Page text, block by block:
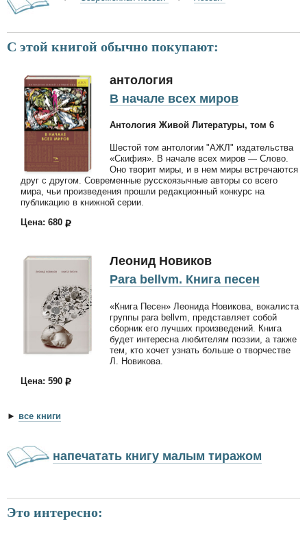
С этой книгой обычно покупают:
антология
В начале всех миров
Антология Живой Литературы, том 6
Шестой том антологии "АЖЛ" издательства
«Скифия». В начале всех миров — Слово.
Оно творит миры, и в нем миры встречаются
друг с другом. Современные русскоязычные авторы со всего
мира, чьи произведения прошли редакционный конкурс на
публикацию в книжной серии.
Цена: 680
Леонид Новиков
Para bellvm. Книга песен
«Книга Песен» Леонида Новикова, вокалиста
группы para bellvm, представляет собой
сборник его лучших произведений. Книга
будет интересна любителям поэзии, а также
тем, кто хочет узнать больше о творчестве
Л. Новикова.
Цена: 590
► все книги
напечатать книгу малым тиражом
Это интересно: